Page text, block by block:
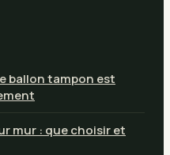
ballon tampon est
mur : que choisir et